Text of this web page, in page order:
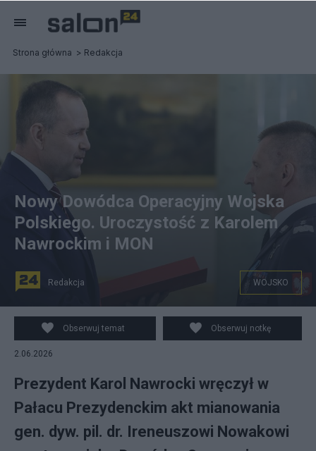
Strona główna Redakcja
Nowy Dowódca Operacyjny Wojska
Polskiego. Uroczystość z Karolem
Nawrockim i MON
Redakcja WOJSKO
Obserwuj temat Obserwuj notkę
2.06.2026
Prezydent Karol Nawrocki wręczył w
Pałacu Prezydenckim akt mianowania
gen. dyw. pil. dr. Ireneuszowi Nowakowi